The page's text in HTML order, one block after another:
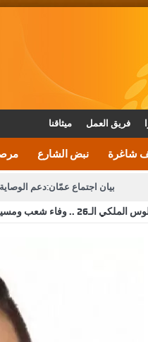
ميثاقنا فريق العمل
نبض الشارع شاغرة
بيان اجتماع عمّان:دعم
القاضي محمود أحمد
الـ26 .. وفاء شعب ومسيرة قائد